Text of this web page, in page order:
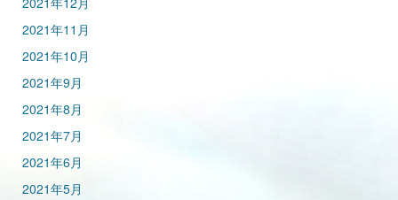
2021年11月
2021年10月
2021年9月
2021年8月
2021年7月
2021年6月
2021年5月